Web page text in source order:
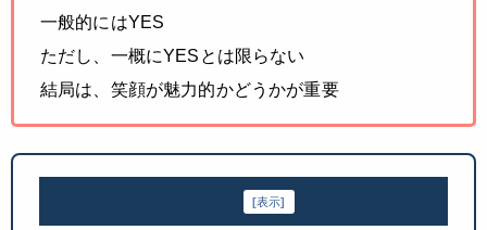
一般的にはYES
ただし、一概にYESとは限らない
結局は、笑顔が魅力的かどうかが重要
[表示]